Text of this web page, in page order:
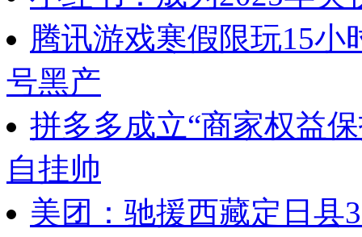
腾讯游戏寒假限玩15小
号黑产
拼多多成立“商家权益
自挂帅
美团：驰援西藏定日县